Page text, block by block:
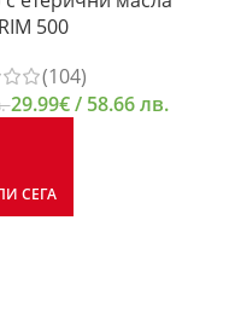
500
(104)
29.99€/ 58.66 лв.
СЕГА